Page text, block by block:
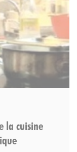
la cuisine